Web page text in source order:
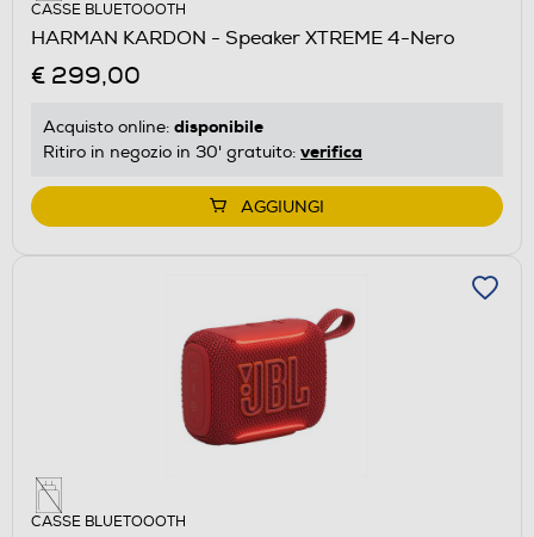
CASSE BLUETOOOTH
HARMAN KARDON - Speaker XTREME 4-Nero
€ 299,00
Acquisto online: disponibile
Ritiro in negozio in 30' gratuito: verifica
AGGIUNGI
CASSE BLUETOOOTH